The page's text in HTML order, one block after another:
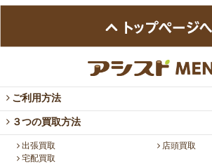
ご利用方法
３つの買取方法
出張買取
店頭買取
宅配買取